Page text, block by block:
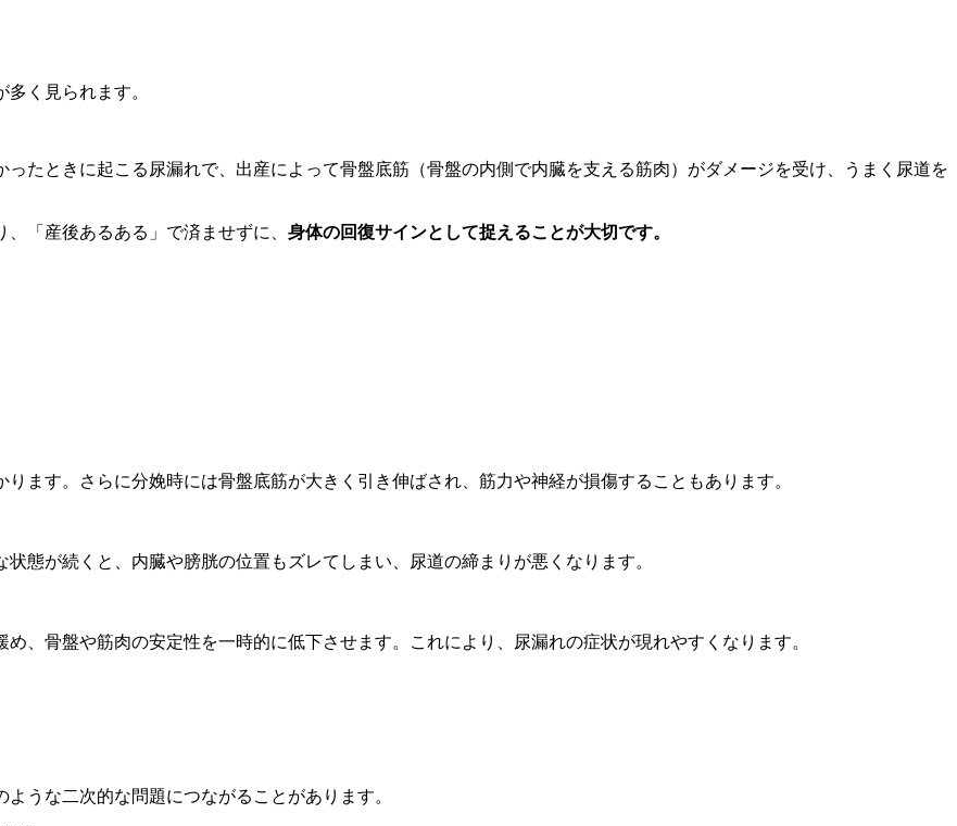
く見られます。
たときに起こる尿漏れで、出産によって骨盤底筋（骨盤の内側で内臓を支える筋肉）がダメージを受け、うまく尿道を
「産後あるある」で済ませずに、 身体の回復サインとして捉えることが大切です。
ます。さらに分娩時には骨盤底筋が大きく引き伸ばされ、筋力や神経が損傷することもあります。
態が続くと、内臓や膀胱の位置もズレてしまい、尿道の締まりが悪くなります。
、骨盤や筋肉の安定性を一時的に低下させます。これにより、尿漏れの症状が現れやすくなります。
うな二次的な問題につながることがあります。